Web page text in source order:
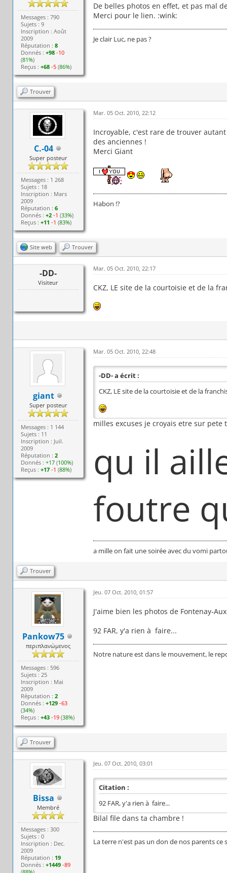
Messages : 790
Sujets : 9
Inscription : Août
2009
Réputation :8
Donnés :+98 -10
(81%)
Reçus :+68 -5 (86%)
De belles photos en effet, et pas mal
Merci pour le lien. :wink:
Je clair Luc, ne pas ?
Trouver
C.-04
Super posteur
Messages : 1 268
Sujets : 18
Inscription : Mars
2009
Réputation :6
Donnés :+2 -1 (33%)
Reçus :+11 -1 (83%)
Mar. 05 Oct. 2010, 22:12
Incroyable, c'est rare de trouver
des anciennes !
Merci Giant
Habon !?
Site web Trouver
-DD-
Visiteur
Mar. 05 Oct. 2010, 22:17
CKZ, LE site de la courtoisie et de la
giant
Super posteur
Messages : 1 144
Sujets : 11
Inscription : Juil.
2009
Réputation :2
Donnés :+17 (100%)
Reçus :+17 -1 (88%)
Mar. 05 Oct. 2010, 22:48
-DD- a écrit :
CKZ, LE site de la courtoisie et de la
milles excuses je croyais etre sur pete
qu il
foutre
a mille on fait une soirée avec du vomi
Trouver
Pankow75
περιπλανώμενος
Messages : 596
Sujets : 25
Inscription : Mai
2009
Réputation :2
Donnés :+129 -63
(34%)
Reçus :+43 -19 (38%)
Jeu. 07 Oct. 2010, 01:57
J'aime bien les photos de Fontenay-
92 FAR, y'a rien à faire...
Notre nature est dans le mouvement, le
Trouver
Bissa
Membré
Messages : 300
Sujets : 0
Inscription : Dec.
2009
Réputation : 19
Donnés :+1449 -89
Jeu. 07 Oct. 2010, 03:01
Citation :
92 FAR, y'a rien à faire...
Bilal file dans ta chambre !
La terre n'est pas un don de nos parents